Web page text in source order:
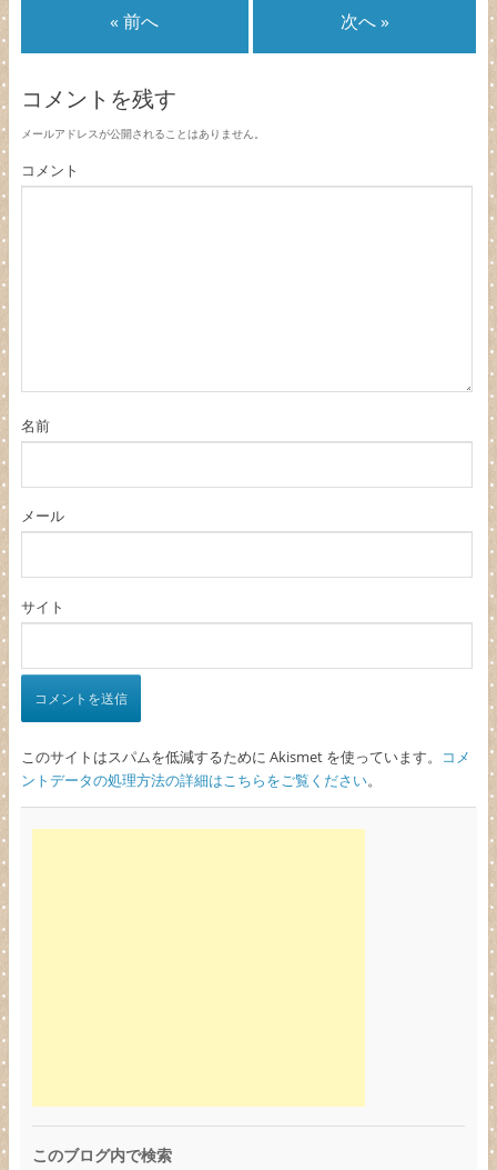
« 前へ 次へ »
コメントを残す
メールアドレスが公開されることはありません。
コメント
名前
メール
サイト
このサイトはスパムを低減するために Akismet を使っています。
コメ
ントデータの処理方法の詳細はこちらをご覧ください。
このブログ内で検索